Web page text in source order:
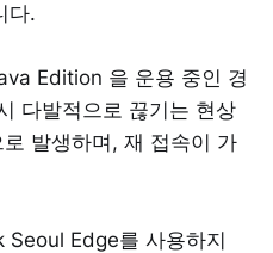
다.
Edition 을 운용 중인 경
다발적으로 끊기는 현상
발생하며, 재 접속이 가
Edge를 사용하지